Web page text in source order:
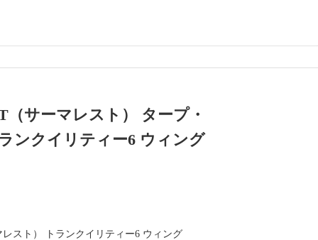
サーマレスト） タープ・
ンクイリティー6 ウィング
スト） トランクイリティー6 ウィング